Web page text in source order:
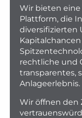
Wir bieten
Plattform, die
diversifizierten
rechtliche und
transparentes,
Anlageerlebnis.
Wir öffnen den